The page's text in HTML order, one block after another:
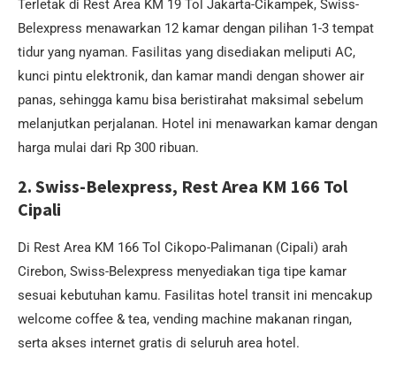
Terletak di Rest Area KM 19 Tol Jakarta-Cikampek, Swiss-
Belexpress menawarkan 12 kamar dengan pilihan 1-3 tempat
tidur yang nyaman. Fasilitas yang disediakan meliputi AC,
kunci pintu elektronik, dan kamar mandi dengan shower air
panas, sehingga kamu bisa beristirahat maksimal sebelum
melanjutkan perjalanan. Hotel ini menawarkan kamar dengan
harga mulai dari Rp 300 ribuan.
2. Swiss-Belexpress, Rest Area KM 166 Tol
Cipali
Di Rest Area KM 166 Tol Cikopo-Palimanan (Cipali) arah
Cirebon, Swiss-Belexpress menyediakan tiga tipe kamar
sesuai kebutuhan kamu. Fasilitas hotel transit ini mencakup
welcome coffee & tea, vending machine makanan ringan,
serta akses internet gratis di seluruh area hotel.